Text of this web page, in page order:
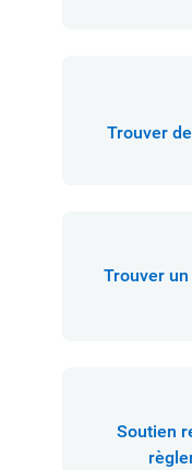
Trouver
Trouver
Soutien